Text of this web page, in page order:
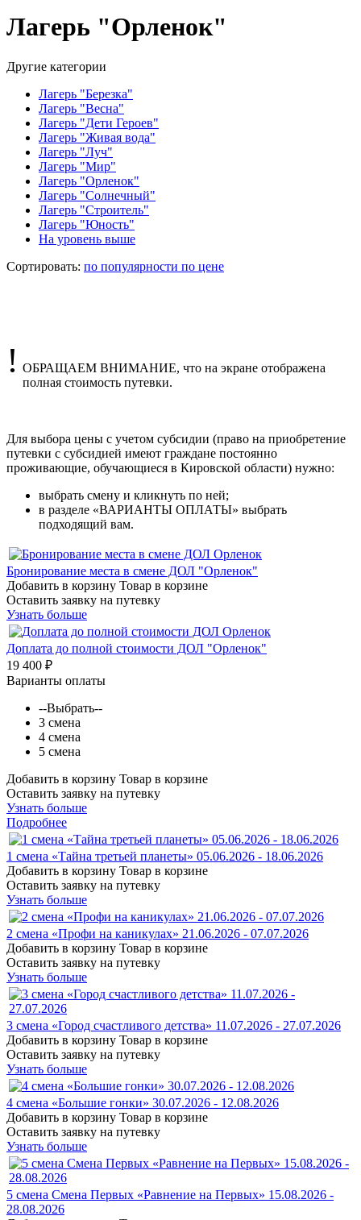
Лагерь "Орленок"
Другие категории
Лагерь "Березка"
Лагерь "Весна"
Лагерь "Дети Героев"
Лагерь "Живая вода"
Лагерь "Луч"
Лагерь "Мир"
Лагерь "Орленок"
Лагерь "Солнечный"
Лагерь "Строитель"
Лагерь "Юность"
На уровень выше
Сортировать: по популярности по цене
! ОБРАЩАЕМ ВНИМАНИЕ, что на экране отображена
полная стоимость путевки.
Для выбора цены с учетом субсидии (право на приобретение
путевки с субсидией имеют граждане постоянно
проживающие, обучающиеся в Кировской области) нужно:
выбрать смену и кликнуть по ней;
в разделе «ВАРИАНТЫ ОПЛАТЫ» выбрать
подходящий вам.
Бронирование места в смене ДОЛ "Орленок"
Добавить в корзину Товар в корзине
Оставить заявку на путевку
Узнать больше
Доплата до полной стоимости ДОЛ "Орленок"
19 400 ₽
Варианты оплаты
--Выбрать--
3 смена
4 смена
5 смена
Добавить в корзину Товар в корзине
Оставить заявку на путевку
Узнать больше
Подробнее
1 смена «Тайна третьей планеты» 05.06.2026 - 18.06.2026
Добавить в корзину Товар в корзине
Оставить заявку на путевку
Узнать больше
2 смена «Профи на каникулах» 21.06.2026 - 07.07.2026
Добавить в корзину Товар в корзине
Оставить заявку на путевку
Узнать больше
3 смена «Город счастливого детства» 11.07.2026 - 27.07.2026
Добавить в корзину Товар в корзине
Оставить заявку на путевку
Узнать больше
4 смена «Большие гонки» 30.07.2026 - 12.08.2026
Добавить в корзину Товар в корзине
Оставить заявку на путевку
Узнать больше
5 смена Смена Первых «Равнение на Первых» 15.08.2026 -
28.08.2026